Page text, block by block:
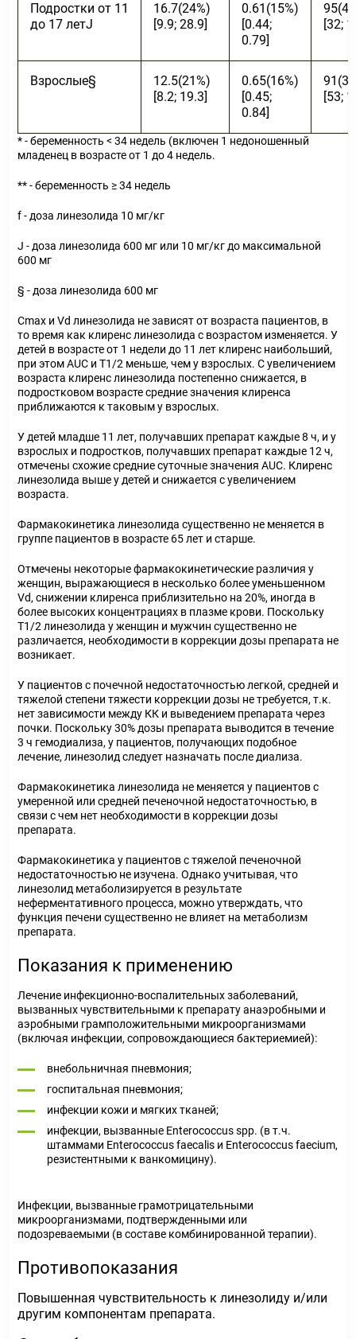
Подростки от 11
до 17 летJ
16.7(24%)
[9.9; 28.9]
0.61(15%)
[0.44;
0.79]
[32;
Взрослые§
12.5(21%)
[8.2; 19.3]
0.65(16%)
[0.45;
0.84]
[53;
* - беременность < 34 недель (включен 1 недоношенный
младенец в возрасте от 1 до 4 недель.
** - беременность ≥ 34 недель
f - доза линезолида 10 мг/кг
J - доза линезолида 600 мг или 10 мг/кг до максимальной
600 мг
§ - доза линезолида 600 мг
Cmax и Vd линезолида не зависят от возраста пациентов, в
то время как клиренс линезолида с возрастом изменяется. У
детей в возрасте от 1 недели до 11 лет клиренс наибольший,
при этом AUC и T1/2 меньше, чем у взрослых. С увеличением
возраста клиренс линезолида постепенно снижается, в
подростковом возрасте средние значения клиренса
приближаются к таковым у взрослых.
У детей младше 11 лет, получавших препарат каждые 8 ч, и у
взрослых и подростков, получавших препарат каждые 12 ч,
отмечены схожие средние суточные значения AUC. Клиренс
линезолида выше у детей и снижается с увеличением
возраста.
Фармакокинетика линезолида существенно не меняется в
группе пациентов в возрасте 65 лет и старше.
Отмечены некоторые фармакокинетические различия у
женщин, выражающиеся в несколько более уменьшенном
Vd, снижении клиренса приблизительно на 20%, иногда в
более высоких концентрациях в плазме крови. Поскольку
T1/2 линезолида у женщин и мужчин существенно не
различается, необходимости в коррекции дозы препарата не
возникает.
У пациентов с почечной недостаточностью легкой, средней и
тяжелой степени тяжести коррекции дозы не требуется, т.к.
нет зависимости между КК и выведением препарата через
почки. Поскольку 30% дозы препарата выводится в течение
3 ч гемодиализа, у пациентов, получающих подобное
лечение, линезолид следует назначать после диализа.
Фармакокинетика линезолида не меняется у пациентов с
умеренной или средней печеночной недостаточностью, в
связи с чем нет необходимости в коррекции дозы
препарата.
Фармакокинетика у пациентов с тяжелой печеночной
недостаточностью не изучена. Однако учитывая, что
линезолид метаболизируется в результате
неферментативного процесса, можно утверждать, что
функция печени существенно не влияет на метаболизм
препарата.
Показания к применению
Лечение инфекционно-воспалительных заболеваний,
вызванных чувствительными к препарату анаэробными и
аэробными грамположительными микроорганизмами
(включая инфекции, сопровождающиеся бактериемией):
внебольничная пневмония;
госпитальная пневмония;
инфекции кожи и мягких тканей;
инфекции, вызванные Enterococcus spp. (в т.ч.
штаммами Enterococcus faecalis и Enterococcus faecium,
резистентными к ванкомицину).
Инфекции, вызванные грамотрицательными
микроорганизмами, подтвержденными или
подозреваемыми (в составе комбинированной терапии).
Противопоказания
Повышенная чувствительность к линезолиду и/или
другим компонентам препарата.